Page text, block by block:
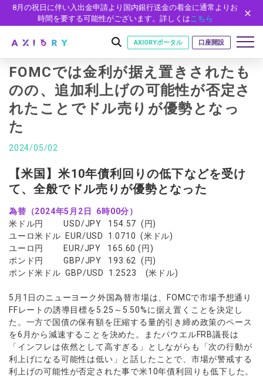
8月の祝日に伴い入出金申請より国内銀行送金の着金に通常よりお
時間を要する可能性がございます。詳しくはこちら
はじめに
はじめに
ライセンス
取引
取引商品
FX（通貨ペア）
現物株式
ETF
株式CFD
株価指数CFD
エネルギーCFD
貴金属CFD
ソフトコモディティCFD
NEW
バトルCFD
取引条件
スプレッド・手数料
ゼロカットとロスカット
スワップとロールオーバー
入出金方法
レバレッジ
約定率
取引時間
取引計算シミュレーター
注文執行ポリシー
経済指標・予測カレンダー
休眠口座と凍結口座
口座の種類
法人のお客様
ゼロ口座
NEW
デモ口座
ウォレット口座
口座開設
必要書類
開設方法
プラットフォーム
MT5
MT4
cTrader
AXIORYアプリ
AXIORYポータル
MT4/MT5 ヒストリカルデータ
EA(エキスパートアドバイザー)
カスタムインジケーター
日本時間表示インジケータ
MQLシグナル
NEW
通貨インデックス
パートナーシップ・プログラム
イントロデュース・パートナープログラム（IP）
特別・VIPプログラム
NEW
ニュース
ニュースリリース
お知らせ
コーポレートニュース
キャンペーン
トレードガイド
NEW
会社概要
企業情報
会社概要
役員紹介
お問合せ
よくあるご質問
日本語
عربى
English
Русский
Español
口座開設する
デモ口座を開設する
法人のお客様はこちら
AXIORYポータル 口座開設
FOMCでは金利が据え置きされたも
のの、追加利上げの可能性が否定さ
れたことでドル売りが優勢となっ
た
2024/05/02
【米国】米10年債利回りの低下などを受け
て、全般でドル売りが優勢となった
為替（2024年5月2日 6時00分）
米ドル円 USD/JPY 154.57 (円)
ユーロ米ドル EUR/USD 1.0710 (米ドル)
ユーロ円 EUR/JPY 165.60 (円)
ポンド円 GBP/JPY 193.62 (円)
ポンド米ドル GBP/USD 1.2523 (米ドル)
5月1日のニューヨーク外国為替市場は、FOMCで市場予想通り
FFレートの誘導目標を5.25～5.50%に据え置くことを決定し
た。一方で国債の保有額を圧縮する量的引き締め政策のペース
を6月から減速することを決めた。またパウエルFRB議長は
「インフレは依然として高すぎる」としながらも「次の行動が
利上げになる可能性は低い」と話したことで、市場が警戒する
利上げの可能性が否定された事で米10年債利回りも低下した。